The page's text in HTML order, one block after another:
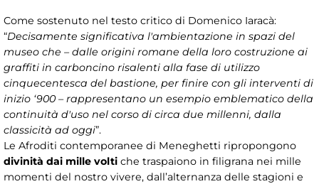
Come sostenuto nel testo critico di Domenico Iaracà:
“Decisamente significativa l'ambientazione in spazi del
museo che – dalle origini romane della loro costruzione ai
graffiti in carboncino risalenti alla fase di utilizzo
cinquecentesca del bastione, per finire con gli interventi di
inizio ‘900 – rappresentano un esempio emblematico della
continuità d'uso nel corso di circa due millenni, dalla
classicità ad oggi”.
Le Afroditi contemporanee di Meneghetti ripropongono
divinità dai mille volti che traspaiono in filigrana nei mille
momenti del nostro vivere, dall’alternanza delle stagioni e